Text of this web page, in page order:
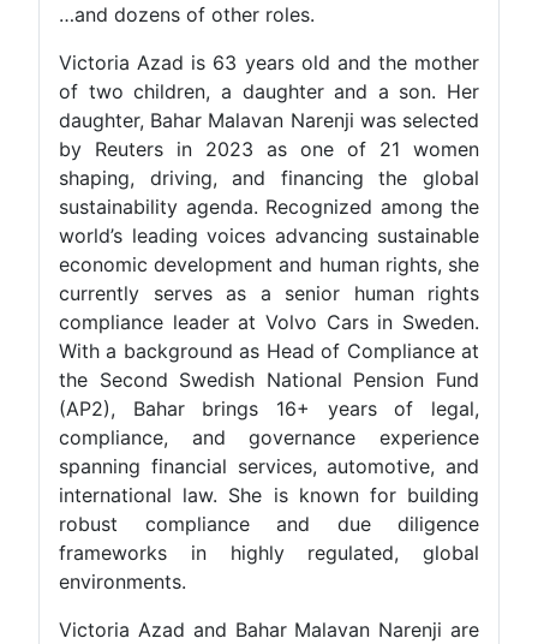
…and dozens of other roles.
Victoria Azad is 63 years old and the mother
of two children, a daughter and a son. Her
daughter, Bahar Malavan Narenji was selected
by Reuters in 2023 as one of 21 women
shaping, driving, and financing the global
sustainability agenda. Recognized among the
world’s leading voices advancing sustainable
economic development and human rights, she
currently serves as a senior human rights
compliance leader at Volvo Cars in Sweden.
With a background as Head of Compliance at
the Second Swedish National Pension Fund
(AP2), Bahar brings 16+ years of legal,
compliance, and governance experience
spanning financial services, automotive, and
international law. She is known for building
robust compliance and due diligence
frameworks in highly regulated, global
environments.
Victoria Azad and Bahar Malavan Narenji are